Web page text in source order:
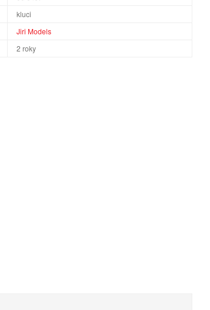
kluci
Jiri Models
2 roky